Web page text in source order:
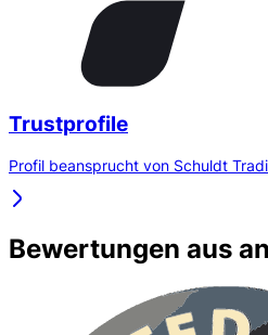
Trustprofile
Profil beansprucht von Schuldt
Bewertungen aus